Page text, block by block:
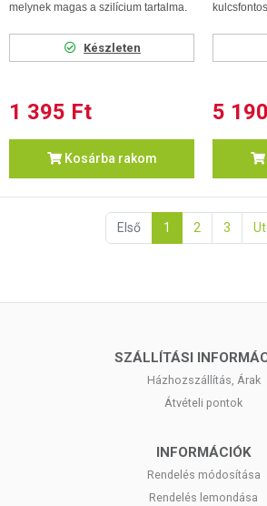
melynek magas a szilícium tartalma.
Készleten
1 395 Ft
Kosárba rakom
5
Első 1 2 3
SZÁLLÍTÁSI
Házhozszállítás, Árak
Átvételi pontok
INFORMÁCIÓK
Rendelés módosítása
Rendelés lemondása